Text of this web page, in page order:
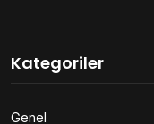
Kategoriler
Genel